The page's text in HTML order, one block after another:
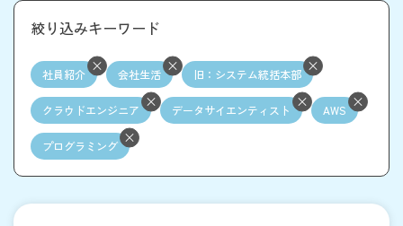
絞り込みキーワード
社員紹介 会社生活 旧：システム統括本部
クラウドエンジニア データサイエンティスト AWS
プログラミング